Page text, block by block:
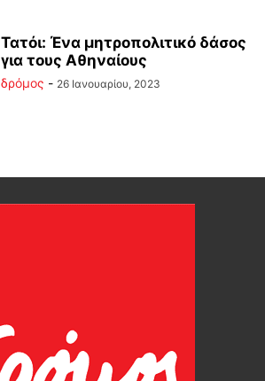
Τατόι: Ένα μητροπολιτικό δάσος
για τους Αθηναίους
δρόμος - 26 Ιανουαρίου, 2023